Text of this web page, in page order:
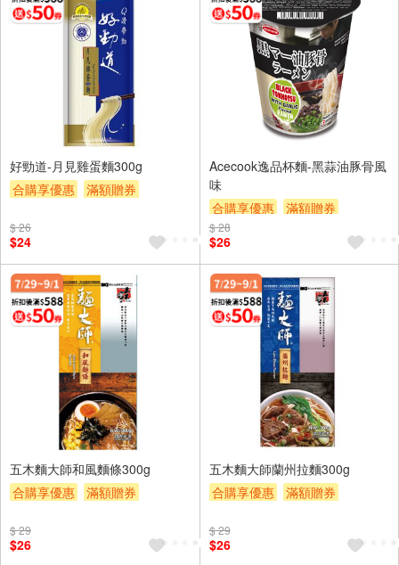
好勁道-月見雞蛋麵300g
合購享優惠
滿額贈券
$ 26
$24
Acecook逸品杯麵-黑蒜油豚骨風
味
合購享優惠
滿額贈券
贈$200
$ 28
$26
五木麵大師和風麵條300g
合購享優惠
滿額贈券
$ 29
$26
五木麵大師蘭州拉麵300g
合購享優惠
滿額贈券
$ 29
$26